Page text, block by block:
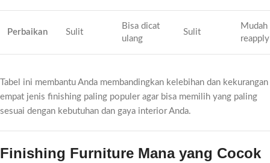
Perbaikan Sulit
Bisa dicat
ulang
Sulit
Mudah
reapply
Tabel ini membantu Anda membandingkan kelebihan dan kekurangan
empat jenis finishing paling populer agar bisa memilih yang paling
sesuai dengan kebutuhan dan gaya interior Anda.
Finishing Furniture Mana yang Cocok